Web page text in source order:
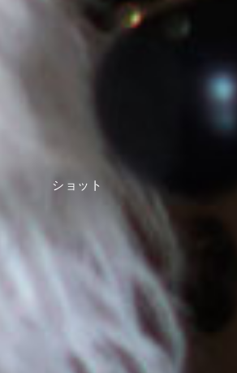
ショット